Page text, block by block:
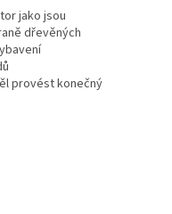
jako jsou
dřevěných
provést konečný